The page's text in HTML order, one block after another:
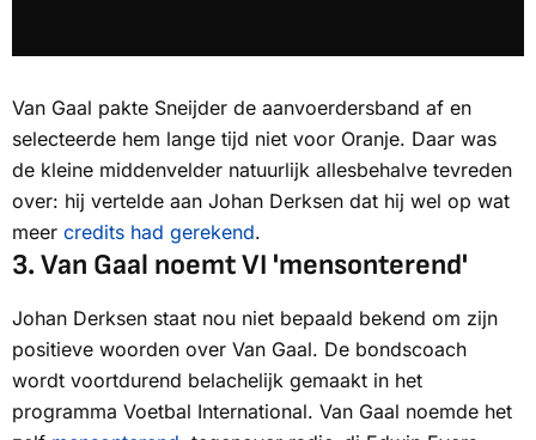
Van Gaal pakte Sneijder de aanvoerdersband af en
selecteerde hem lange tijd niet voor Oranje. Daar was
de kleine middenvelder natuurlijk allesbehalve tevreden
over: hij vertelde aan Johan Derksen dat hij wel op wat
meer credits had gerekend.
3. Van Gaal noemt VI 'mensonterend'
Johan Derksen staat nou niet bepaald bekend om zijn
positieve woorden over Van Gaal. De bondscoach
wordt voortdurend belachelijk gemaakt in het
programma Voetbal International. Van Gaal noemde het